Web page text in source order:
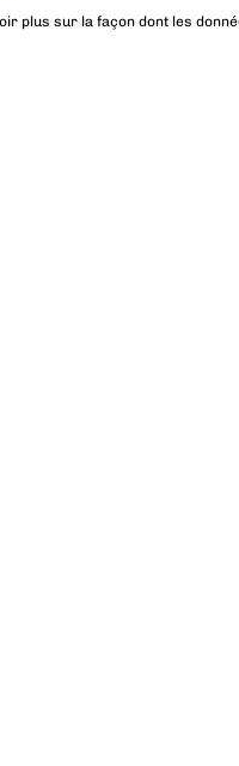
plus sur la façon dont les